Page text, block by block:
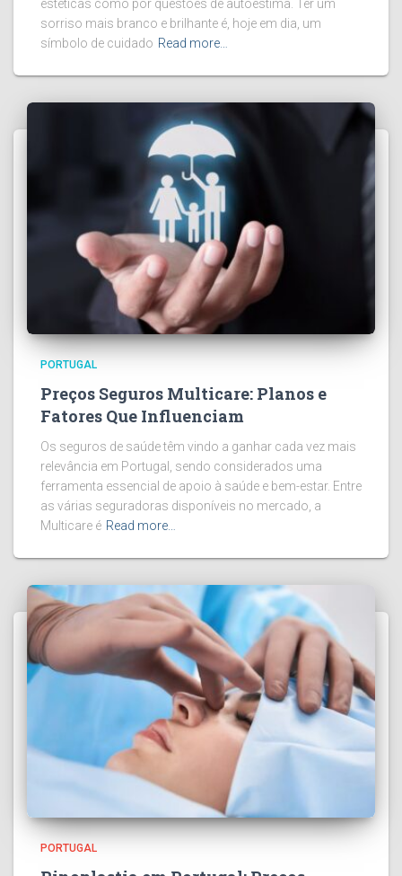
estéticas como por questões de autoestima. Ter um
sorriso mais branco e brilhante é, hoje em dia, um
símbolo de cuidado Read more…
PORTUGAL
Preços Seguros Multicare: Planos e
Fatores Que Influenciam
Os seguros de saúde têm vindo a ganhar cada vez mais
relevância em Portugal, sendo considerados uma
ferramenta essencial de apoio à saúde e bem-estar. Entre
as várias seguradoras disponíveis no mercado, a
Multicare é Read more…
PORTUGAL